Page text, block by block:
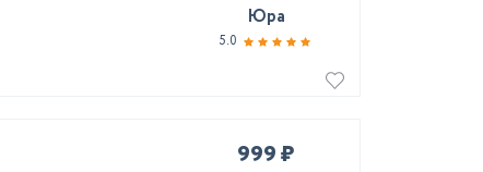
Юра
5.0
999 ₽